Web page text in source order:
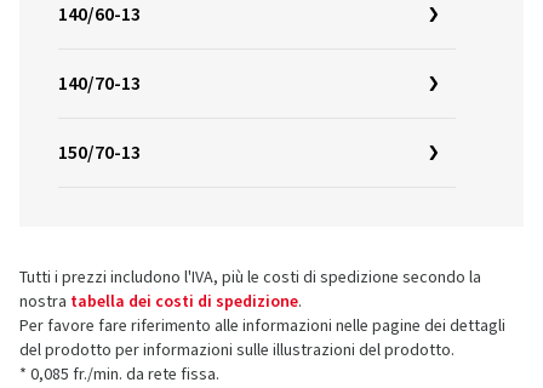
140/60-13
140/70-13
150/70-13
Tutti i prezzi includono l'IVA, più le costi di spedizione secondo la
nostra tabella dei costi di spedizione.
Per favore fare riferimento alle informazioni nelle pagine dei dettagli
del prodotto per informazioni sulle illustrazioni del prodotto.
* 0,085 fr./min. da rete fissa.